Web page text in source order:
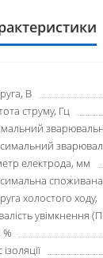
В
струму, Гц
електрода, мм
споживана
холостого ходу,
увімкнення
%
ізоляції